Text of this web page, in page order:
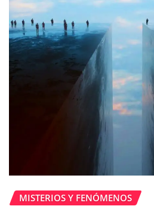
MISTERIOS Y FENÓMENOS